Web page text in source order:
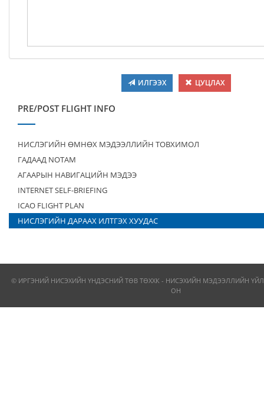
ИЛГЭЭХ ЦУЦЛАХ
PRE/POST FLIGHT INFO
НИСЛЭГИЙН ӨМНӨХ МЭДЭЭЛЛИЙН ТОВХИМОЛ
ГАДААД NOTAM
АГААРЫН НАВИГАЦИЙН МЭДЭЭ
INTERNET SELF-BRIEFING
ICAO FLIGHT PLAN
НИСЛЭГИЙН ДАРААХ ИЛТГЭХ ХУУДАС
© ИРГЭНИЙ НИСЭХИЙН ҮНДЭСНИЙ ТӨВ ТӨХХК - НИСЭХИЙН МЭДЭЭЛЛИЙН
ОН